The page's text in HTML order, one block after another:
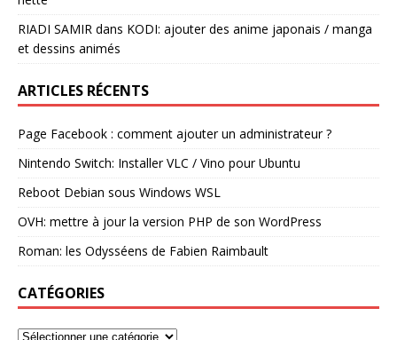
RIADI SAMIR dans KODI: ajouter des anime japonais / manga
et dessins animés
ARTICLES RÉCENTS
Page Facebook : comment ajouter un administrateur ?
Nintendo Switch: Installer VLC / Vino pour Ubuntu
Reboot Debian sous Windows WSL
OVH: mettre à jour la version PHP de son WordPress
Roman: les Odysséens de Fabien Raimbault
CATÉGORIES